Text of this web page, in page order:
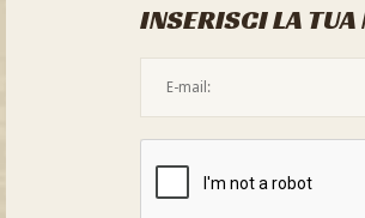
INSERISCI LA